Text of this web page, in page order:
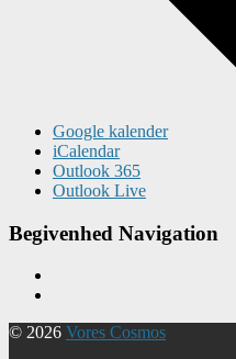
Google kalender
iCalendar
Outlook 365
Outlook Live
Begivenhed Navigation
© 2026 Vores Cosmos